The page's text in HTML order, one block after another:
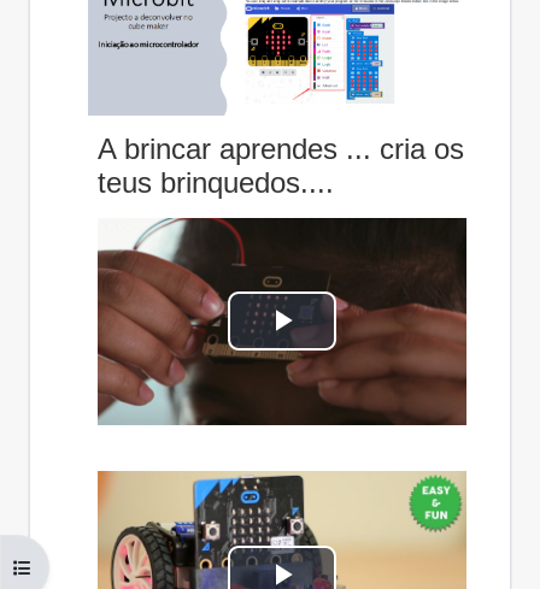
Abrir índice da disciplina
A brincar aprendes ... cria os
teus brinquedos....
T
a
r